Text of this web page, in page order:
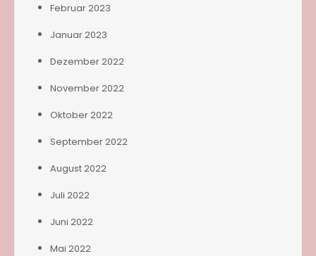
Februar 2023
Januar 2023
Dezember 2022
November 2022
Oktober 2022
September 2022
August 2022
Juli 2022
Juni 2022
Mai 2022